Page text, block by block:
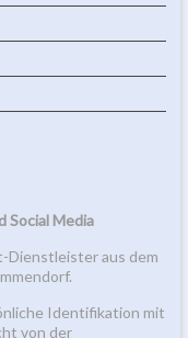
Social Media
Dienstleister aus dem
Identifikation mit
von der